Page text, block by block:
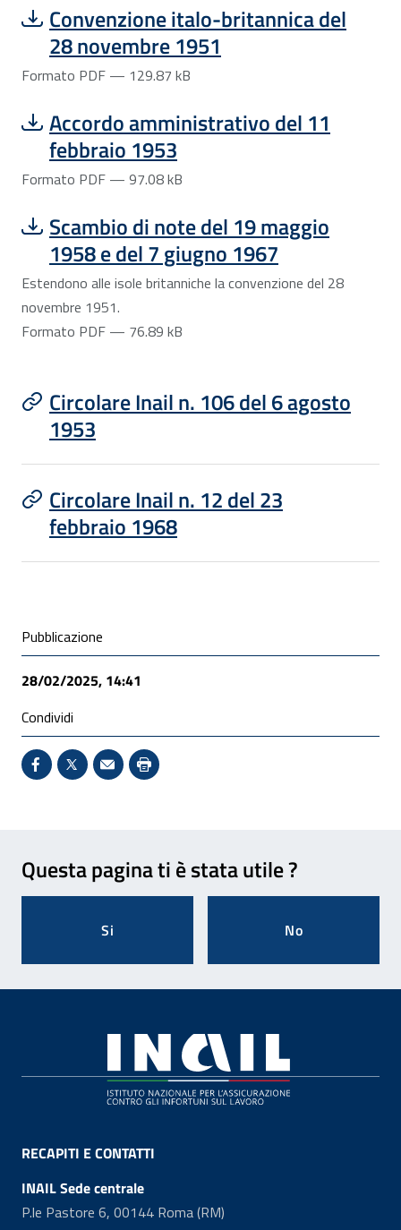
Scarica file:
Convenzione italo-britannica del
28 novembre 1951
Formato PDF — Dimensione 129.87 kB
Formato PDF — 129.87 kB
Scarica file:
Accordo amministrativo del 11
febbraio 1953
Formato PDF — Dimensione 97.08 kB
Formato PDF — 97.08 kB
Scarica file:
Scambio di note del 19 maggio
1958 e del 7 giugno 1967
Formato PDF — Dimensione 76.89 kB
Estendono alle isole britanniche la convenzione del 28
novembre 1951.
Formato PDF — 76.89 kB
Circolare Inail n. 106 del 6 agosto
1953
Circolare Inail n. 12 del 23
febbraio 1968
Condivisione social
Pubblicazione
28/02/2025, 14:41
Condividi
Condividi su Facebook - Sito esterno - Apertura in
X - Sito esterno - Apertura in nuova finestra
Invio Mail: apre il programma di posta
Stampa pagina: scelta meno
Questa pagina ti è stata utile ?
Si No
RECAPITI E CONTATTI
INAIL Sede centrale
P.le Pastore 6, 00144 Roma (RM)